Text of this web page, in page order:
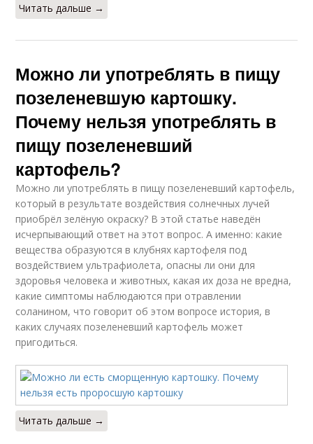
Читать дальше →
Можно ли употреблять в пищу
позеленевшую картошку.
Почему нельзя употреблять в
пищу позеленевший
картофель?
Можно ли употреблять в пищу позеленевший картофель,
который в результате воздействия солнечных лучей
приобрёл зелёную окраску? В этой статье наведён
исчерпывающий ответ на этот вопрос. А именно: какие
вещества образуются в клубнях картофеля под
воздействием ультрафиолета, опасны ли они для
здоровья человека и животных, какая их доза не вредна,
какие симптомы наблюдаются при отравлении
соланином, что говорит об этом вопросе история, в
каких случаях позеленевший картофель может
пригодиться.
Читать дальше →